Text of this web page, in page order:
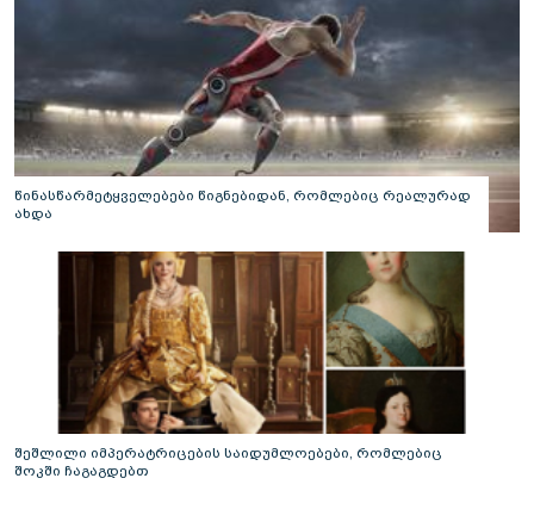
წინასწარმეტყველებები წიგნებიდან, რომლებიც რეალურად
ახდა
შეშლილი იმპერატრიცების საიდუმლოებები, რომლებიც
შოკში ჩაგაგდებთ